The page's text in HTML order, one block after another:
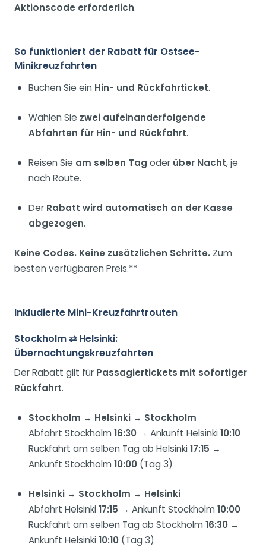
Aktionscode erforderlich.
So funktioniert der Rabatt für Ostsee-
Minikreuzfahrten
Buchen Sie ein Hin- und Rückfahrticket.
Wählen Sie zwei aufeinanderfolgende
Abfahrten für Hin- und Rückfahrt.
Reisen Sie am selben Tag oder über Nacht, je
nach Route.
Der Rabatt wird automatisch an der Kasse
abgezogen.
Keine Codes. Keine zusätzlichen Schritte. Zum
besten verfügbaren Preis.**
Inkludierte Mini-Kreuzfahrtrouten
Stockholm ⇄ Helsinki:
Übernachtungskreuzfahrten
Der Rabatt gilt für Passagiertickets mit sofortiger
Rückfahrt.
Stockholm → Helsinki → Stockholm
Abfahrt Stockholm 16:30 → Ankunft Helsinki 10:10
Rückfahrt am selben Tag ab Helsinki 17:15 →
Ankunft Stockholm 10:00 (Tag 3)
Helsinki → Stockholm → Helsinki
Abfahrt Helsinki 17:15 → Ankunft Stockholm 10:00
Rückfahrt am selben Tag ab Stockholm 16:30 →
Ankunft Helsinki 10:10 (Tag 3)